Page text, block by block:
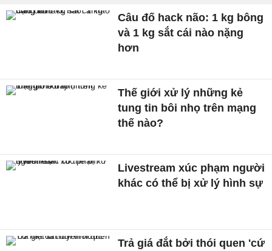
Câu đố hack não: 1 kg bông
và 1 kg sắt cái nào nặng
hơn
Thế giới xử lý những kẻ
tung tin bôi nhọ trên mạng
thế nào?
Livestream xúc phạm người
khác có thể bị xử lý hình sự
Trả giá đắt bởi thói quen 'cứ